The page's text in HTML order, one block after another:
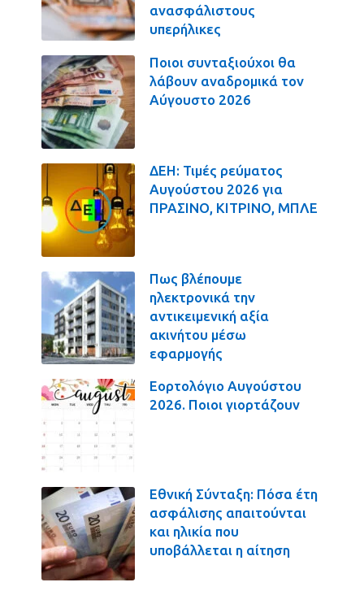
ανασφάλιστους
υπερήλικες
Ποιοι συνταξιούχοι θα
λάβουν αναδρομικά τον
Αύγουστο 2026
ΔΕΗ: Τιμές ρεύματος
Αυγούστου 2026 για
ΠΡΑΣΙΝΟ, ΚΙΤΡΙΝΟ, ΜΠΛΕ
Πως βλέπουμε
ηλεκτρονικά την
αντικειμενική αξία
ακινήτου μέσω
εφαρμογής
Εορτολόγιο Αυγούστου
2026. Ποιοι γιορτάζουν
Εθνική Σύνταξη: Πόσα έτη
ασφάλισης απαιτούνται
και ηλικία που
υποβάλλεται η αίτηση